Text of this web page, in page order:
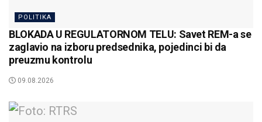
POLITIKA
BLOKADA U REGULATORNOM TELU: Savet REM-a se
zaglavio na izboru predsednika, pojedinci bi da
preuzmu kontrolu
09.08.2026